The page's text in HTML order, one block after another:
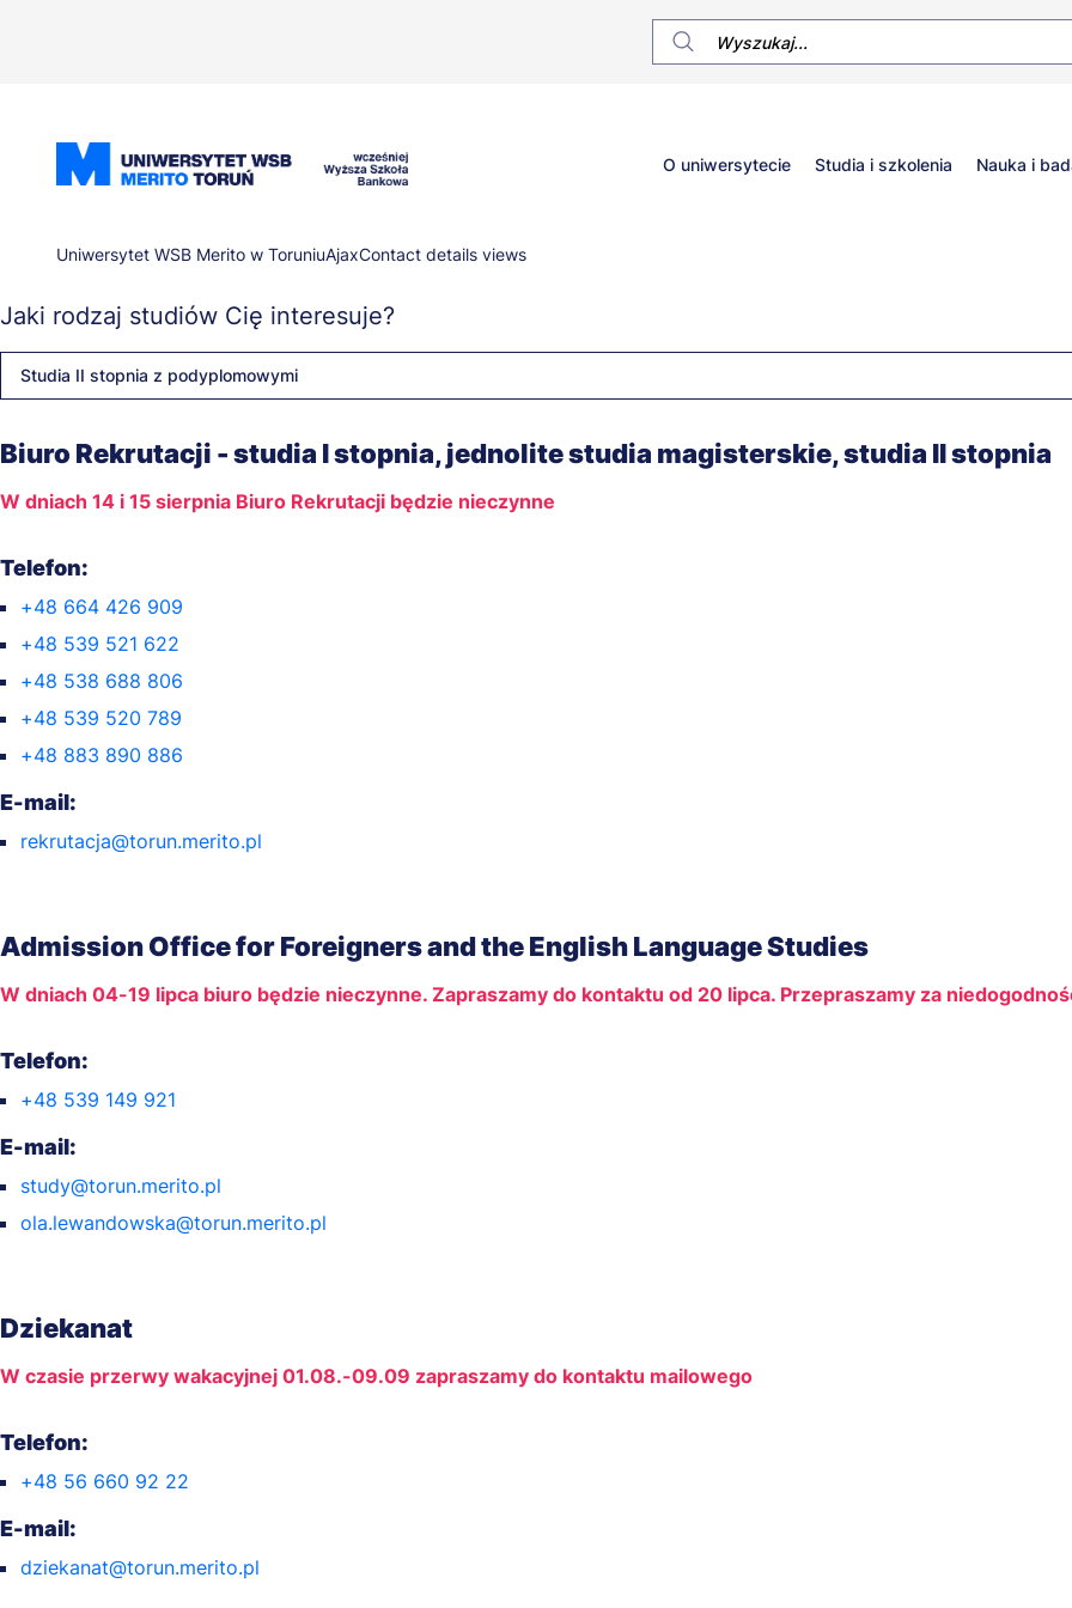
Główne
O uniwersytecie Studia i szkolenia Nauka i
Ścieżka
nawigacyjna
Uniwersytet WSB Merito w ToruniuAjaxContact details views
Jaki rodzaj studiów Cię interesuje?
Studia II stopnia z podyplomowymi
Biuro Rekrutacji - studia I stopnia, jednolite studia magisterskie, studia II stopnia
W dniach 14 i 15 sierpnia Biuro Rekrutacji będzie nieczynne
Telefon:
+48 664 426 909
+48 539 521 622
+48 538 688 806
+48 539 520 789
+48 883 890 886
E-mail:
rekrutacja@torun.merito.pl
Admission Office for Foreigners and the English Language Studies
W dniach 04-19 lipca biuro będzie nieczynne. Zapraszamy do kontaktu od 20 lipca. Przepraszamy za
Telefon:
+48 539 149 921
E-mail:
study@torun.merito.pl
ola.lewandowska@torun.merito.pl
Dziekanat
W czasie przerwy wakacyjnej 01.08.-09.09 zapraszamy do kontaktu mailowego
Telefon:
+48 56 660 92 22
E-mail:
dziekanat@torun.merito.pl